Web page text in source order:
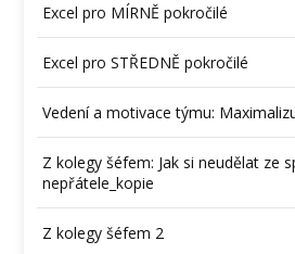
Excel pro MÍRNĚ pokročilé
Excel pro STŘEDNĚ pokročilé
Vedení a motivace týmu:
Z kolegy šéfem: Jak si neudělat ze
nepřátele_kopie
Z kolegy šéfem 2